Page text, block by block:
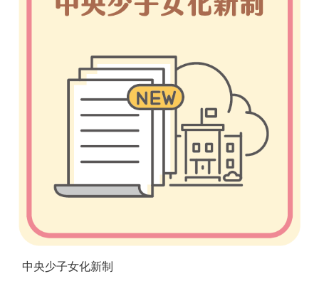
中央少子女化新制